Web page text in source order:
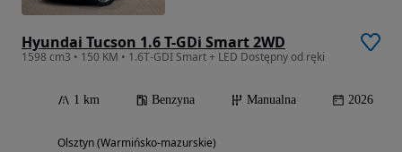
Hyundai Tucson 1.6 T-GDi Smart 2WD
1598 cm3 • 150 KM • 1.6T-GDI Smart + LED Dostępny od ręki
1 km Benzyna Manualna 2026
Olsztyn (Warmińsko-mazurskie)